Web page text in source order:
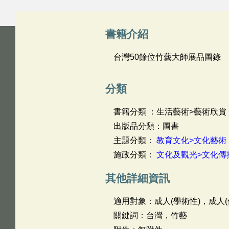
書籍介紹
台灣50餘位竹藝大師展品圖錄
分類
書籍分類 ：生活藝術>藝術欣
出版品分類：圖書
主題分類： 教育文化>文化藝術
施政分類： 文化及觀光>文化傳
其他詳細資訊
適用對象：成人(學術性)，成人
關鍵詞：台灣，竹藝